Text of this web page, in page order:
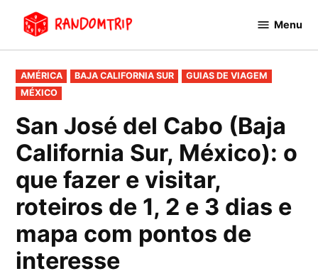
Avançar
conteúdo
Menu
PUBLICADO
EM
AMÉRICA BAJA CALIFORNIA SUR
GUIAS DE VIAGEM
MÉXICO
San José del Cabo (Baja
California Sur, México): o
que fazer e visitar,
roteiros de 1, 2 e 3 dias e
mapa com pontos de
interesse